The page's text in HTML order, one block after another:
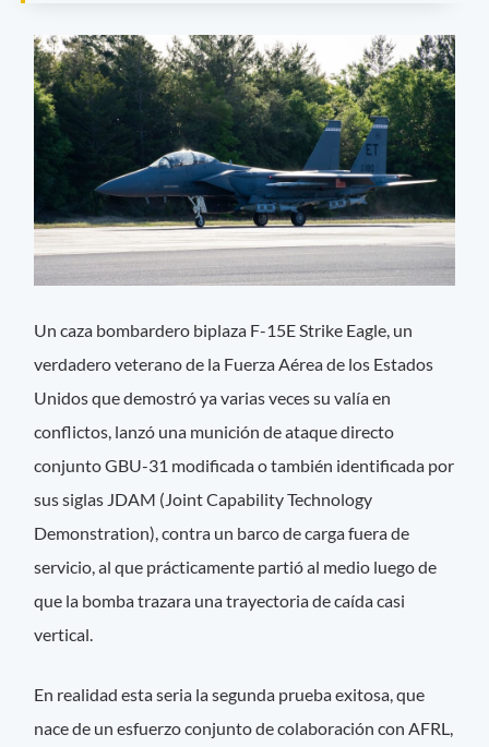
Un caza bombardero biplaza F-15E Strike Eagle, un
verdadero veterano de la Fuerza Aérea de los Estados
Unidos que demostró ya varias veces su valía en
conflictos, lanzó una munición de ataque directo
conjunto GBU-31 modificada o también identificada por
sus siglas JDAM (Joint Capability Technology
Demonstration), contra un barco de carga fuera de
servicio, al que prácticamente partió al medio luego de
que la bomba trazara una trayectoria de caída casi
vertical.
En realidad esta seria la segunda prueba exitosa, que
nace de un esfuerzo conjunto de colaboración con AFRL,